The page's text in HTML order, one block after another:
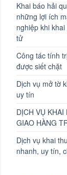
Khai báo hải
những lợi ích
nghiệp khi
tử
Công tác tính
được siết chặt
Dịch vụ mở tờ
uy tín
DỊCH VỤ KHAI
GIAO HÀNG
Dịch vụ khai
nhanh, uy tín,